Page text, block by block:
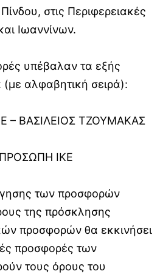
στις Περιφερειακές
Ιωαννίνων.
υπέβαλαν τα εξής
(με αλφαβητική σειρά):
– ΒΑΣΙΛΕΙΟΣ ΤΖΟΥΜΑΚΑΣ
ΙΚΕ
των προσφορών
της πρόσκλησης
προσφορών θα εκκινήσει
προσφορές των
τους όρους του